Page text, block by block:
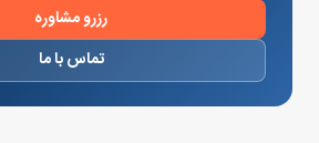
رزرو مشاوره
تماس با ما